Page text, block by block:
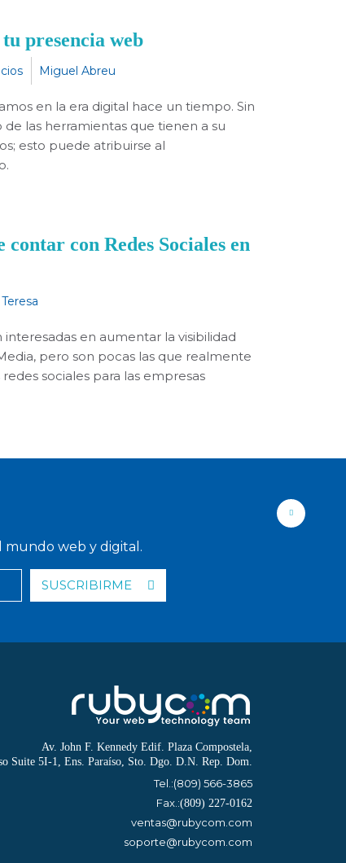
presencia web
Miguel Abreu
en la era digital hace un tiempo. Sin
las herramientas que tienen a su
esto puede atribuirse al
contar con Redes Sociales en
en aumentar la visibilidad
pero son pocas las que realmente
sociales para las empresas
mundo web y digital.
SUSCRIBIRME
Av. John F. Kennedy Edif. Plaza Compostela,
Suite 5I-1, Ens. Paraíso, Sto. Dgo. D.N. Rep. Dom.
Tel.:(809) 566-3865
Fax.:(809) 227-0162
ventas@rubycom.com
soporte@rubycom.com